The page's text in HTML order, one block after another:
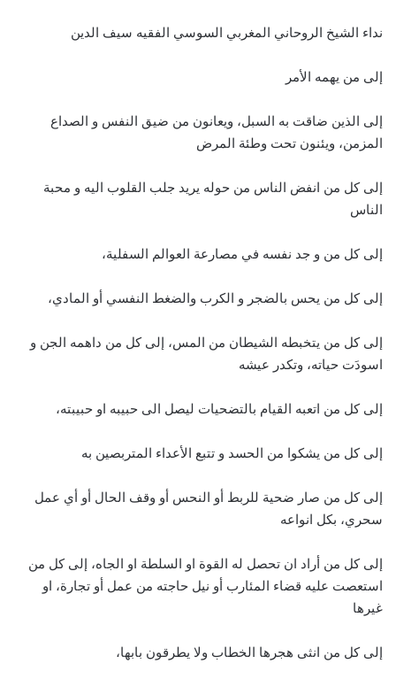
نداء الشيخ الروحاني المغربي السوسي الفقيه سيف الدين
إلى من يهمه الأمر
إلى الذين ضاقت به السبل، ويعانون من ضيق النفس و الصداع
المزمن، ويئنون تحت وطئة المرض
إلى كل من انفض الناس من حوله يريد جلب القلوب اليه و محبة
الناس
إلى كل من و جد نفسه في مصارعة العوالم السفلية،
إلى كل من يحس بالضجر و الكرب والضغط النفسي أو المادي،
إلى كل من يتخبطه الشيطان من المس، إلى كل من داهمه الجن و
اسودَت حياته، وتكدر عيشه
إلى كل من اتعبه القيام بالتضحيات ليصل الى حبيبه او حبيبته،
إلى كل من يشكوا من الحسد و تتبع الأعداء المتربصين به
إلى كل من صار ضحية للربط أو النحس أو وقف الحال أو أي عمل
سحري، بكل انواعه
إلى كل من أراد ان تحصل له القوة او السلطة او الجاه، إلى كل من
استعصت عليه قضاء المئارب أو نيل حاجته من عمل أو تجارة، او
غيرها
إلى كل من انثى هجرها الخطاب ولا يطرقون بابها،